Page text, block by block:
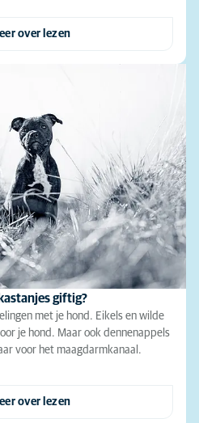
over lezen
giftig?
met je hond. Eikels en wilde
je hond. Maar ook dennenappels
voor het maagdarmkanaal.
over lezen